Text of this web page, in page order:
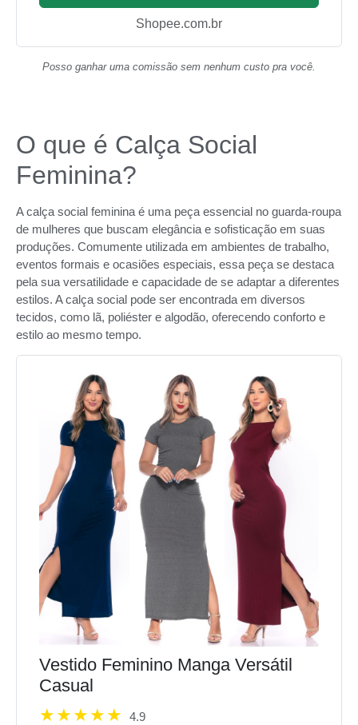
Shopee.com.br
Posso ganhar uma comissão sem nenhum custo pra você.
O que é Calça Social
Feminina?
A calça social feminina é uma peça essencial no guarda-roupa
de mulheres que buscam elegância e sofisticação em suas
produções. Comumente utilizada em ambientes de trabalho,
eventos formais e ocasiões especiais, essa peça se destaca
pela sua versatilidade e capacidade de se adaptar a diferentes
estilos. A calça social pode ser encontrada em diversos
tecidos, como lã, poliéster e algodão, oferecendo conforto e
estilo ao mesmo tempo.
Vestido Feminino Manga Versátil
Casual
4.9